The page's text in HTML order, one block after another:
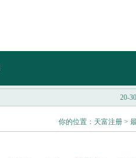
20-30
你的位置： 天富注册 >